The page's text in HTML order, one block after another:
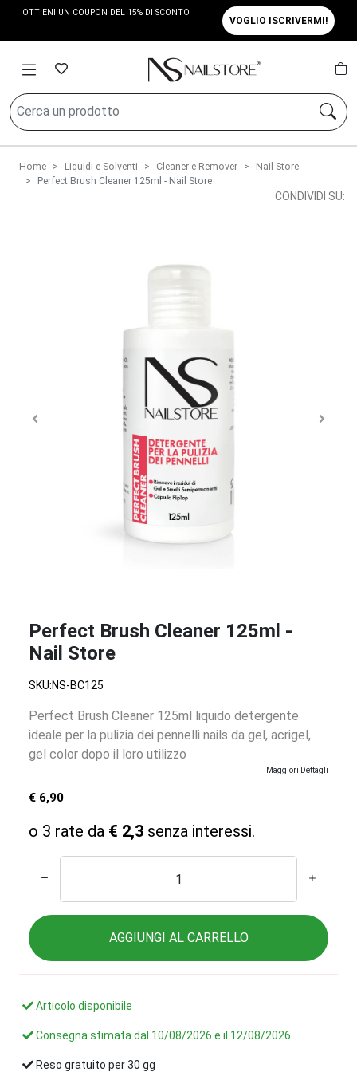
OTTIENI UN COUPON DEL 15% DI SCONTO
VOGLIO ISCRIVERMI!
Home Liquidi e Solventi Cleaner e Remover
Nail Store
Perfect Brush Cleaner 125ml - Nail Store
CONDIVIDI SU:
Perfect Brush Cleaner 125ml -
Nail Store
SKU:NS-BC125
Perfect Brush Cleaner 125ml liquido detergente
ideale per la pulizia dei pennelli nails da gel, acrigel,
gel color dopo il loro utilizzo
Maggiori Dettagli
€ 6,90
o 3 rate da € 2,3 senza interessi.
AGGIUNGI AL CARRELLO
Articolo disponibile
Consegna stimata dal 10/08/2026 e il 12/08/2026
Reso gratuito per 30 gg